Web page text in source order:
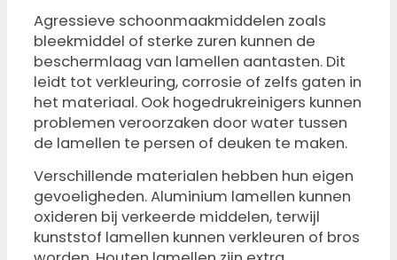
Agressieve schoonmaakmiddelen zoals
bleekmiddel of sterke zuren kunnen de
beschermlaag van lamellen aantasten. Dit
leidt tot verkleuring, corrosie of zelfs gaten in
het materiaal. Ook hogedrukreinigers kunnen
problemen veroorzaken door water tussen
de lamellen te persen of deuken te maken.
Verschillende materialen hebben hun eigen
gevoeligheden. Aluminium lamellen kunnen
oxideren bij verkeerde middelen, terwijl
kunststof lamellen kunnen verkleuren of bros